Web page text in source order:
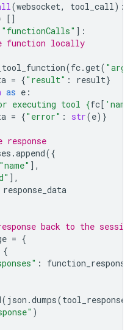
(websocket, tool_call):
[]
"functionCalls" ]:
function locally
(fc.get(
= {"result" : result}
as e :
executing tool {fc[
= {"error" : str(e)}
.append({
"name" ],
],
response_data
back to the session
= {
{
:
( json .dumps(
)